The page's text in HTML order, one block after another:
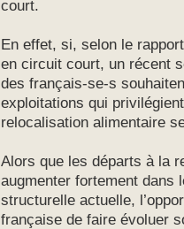
court.
En effet, si, selon le
en circuit court, un récent
des français-se-s
exploitations qui
relocalisation alimentaire
Alors que les départs à la
augmenter fortement dans
structurelle actuelle,
française de faire évoluer